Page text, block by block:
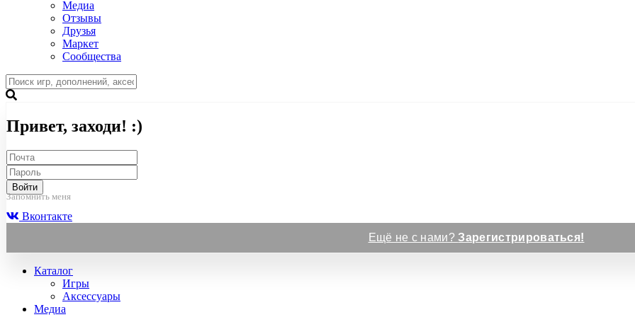
Медиа
Отзывы
Друзья
Маркет
Сообщества
Привет, заходи! :)
Войти
Запомнить меня
Вконтакте
Ещё не с нами?Зарегистрироваться!
Каталог
Игры
Аксессуары
Медиа